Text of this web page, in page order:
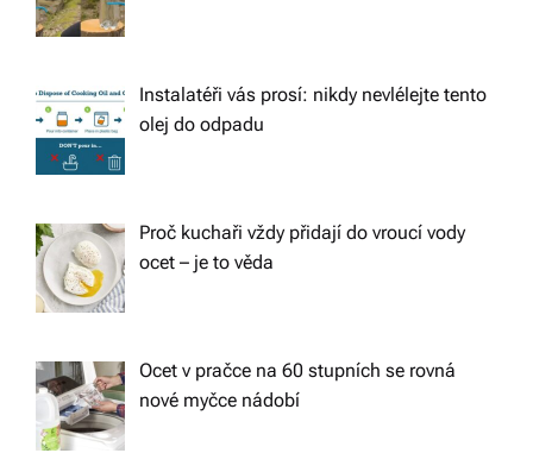
Instalatéři vás prosí: nikdy nevlélejte tento
olej do odpadu
Proč kuchaři vždy přidají do vroucí vody
ocet – je to věda
Ocet v pračce na 60 stupních se rovná
nové myčce nádobí